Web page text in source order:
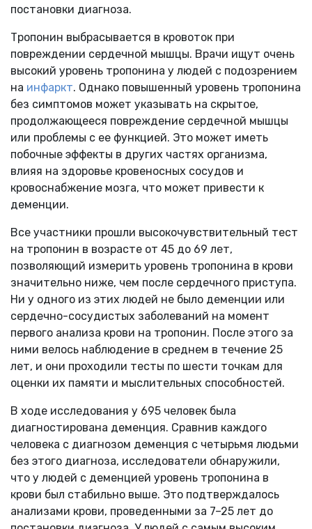
постановки диагноза.
Тропонин выбрасывается в кровоток при
повреждении сердечной мышцы. Врачи ищут очень
высокий уровень тропонина у людей с подозрением
на инфаркт. Однако повышенный уровень тропонина
без симптомов может указывать на скрытое,
продолжающееся повреждение сердечной мышцы
или проблемы с ее функцией. Это может иметь
побочные эффекты в других частях организма,
влияя на здоровье кровеносных сосудов и
кровоснабжение мозга, что может привести к
деменции.
Все участники прошли высокочувствительный тест
на тропонин в возрасте от 45 до 69 лет,
позволяющий измерить уровень тропонина в крови
значительно ниже, чем после сердечного приступа.
Ни у одного из этих людей не было деменции или
сердечно-сосудистых заболеваний на момент
первого анализа крови на тропонин. После этого за
ними велось наблюдение в среднем в течение 25
лет, и они проходили тесты по шести точкам для
оценки их памяти и мыслительных способностей.
В ходе исследования у 695 человек была
диагностирована деменция. Сравнив каждого
человека с диагнозом деменция с четырьмя людьми
без этого диагноза, исследователи обнаружили,
что у людей с деменцией уровень тропонина в
крови был стабильно выше. Это подтверждалось
анализами крови, проведенными за 7–25 лет до